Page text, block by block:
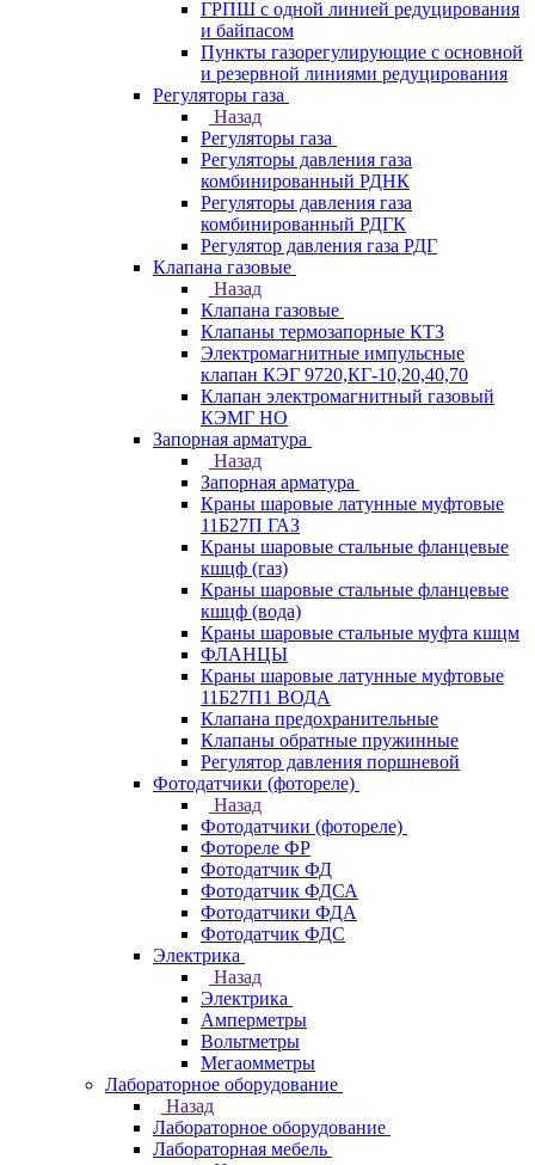
ГРПШ с одной линией редуцирования
и байпасом
Пункты газорегулирующие с основной
и резервной линиями редуцирования
Регуляторы газа
Назад
Регуляторы газа
Регуляторы давления газа
комбинированный РДНК
Регуляторы давления газа
комбинированный РДГК
Регулятор давления газа РДГ
Клапана газовые
Назад
Клапана газовые
Клапаны термозапорные КТЗ
Электромагнитные импульсные
клапан КЭГ 9720,КГ-10,20,40,70
Клапан электромагнитный газовый
КЭМГ НО
Запорная арматура
Назад
Запорная арматура
Краны шаровые латунные муфтовые
11Б27П ГАЗ
Краны шаровые стальные фланцевые
кшцф (газ)
Краны шаровые стальные фланцевые
кшцф (вода)
Краны шаровые стальные муфта кшцм
ФЛАНЦЫ
Краны шаровые латунные муфтовые
11Б27П1 ВОДА
Клапана предохранительные
Клапаны обратные пружинные
Регулятор давления поршневой
Фотодатчики (фотореле)
Назад
Фотодатчики (фотореле)
Фотореле ФР
Фотодатчик ФД
Фотодатчик ФДСА
Фотодатчики ФДА
Фотодатчик ФДС
Электрика
Назад
Электрика
Амперметры
Вольтметры
Мегаомметры
Лабораторное оборудование
Назад
Лабораторное оборудование
Лабораторная мебель